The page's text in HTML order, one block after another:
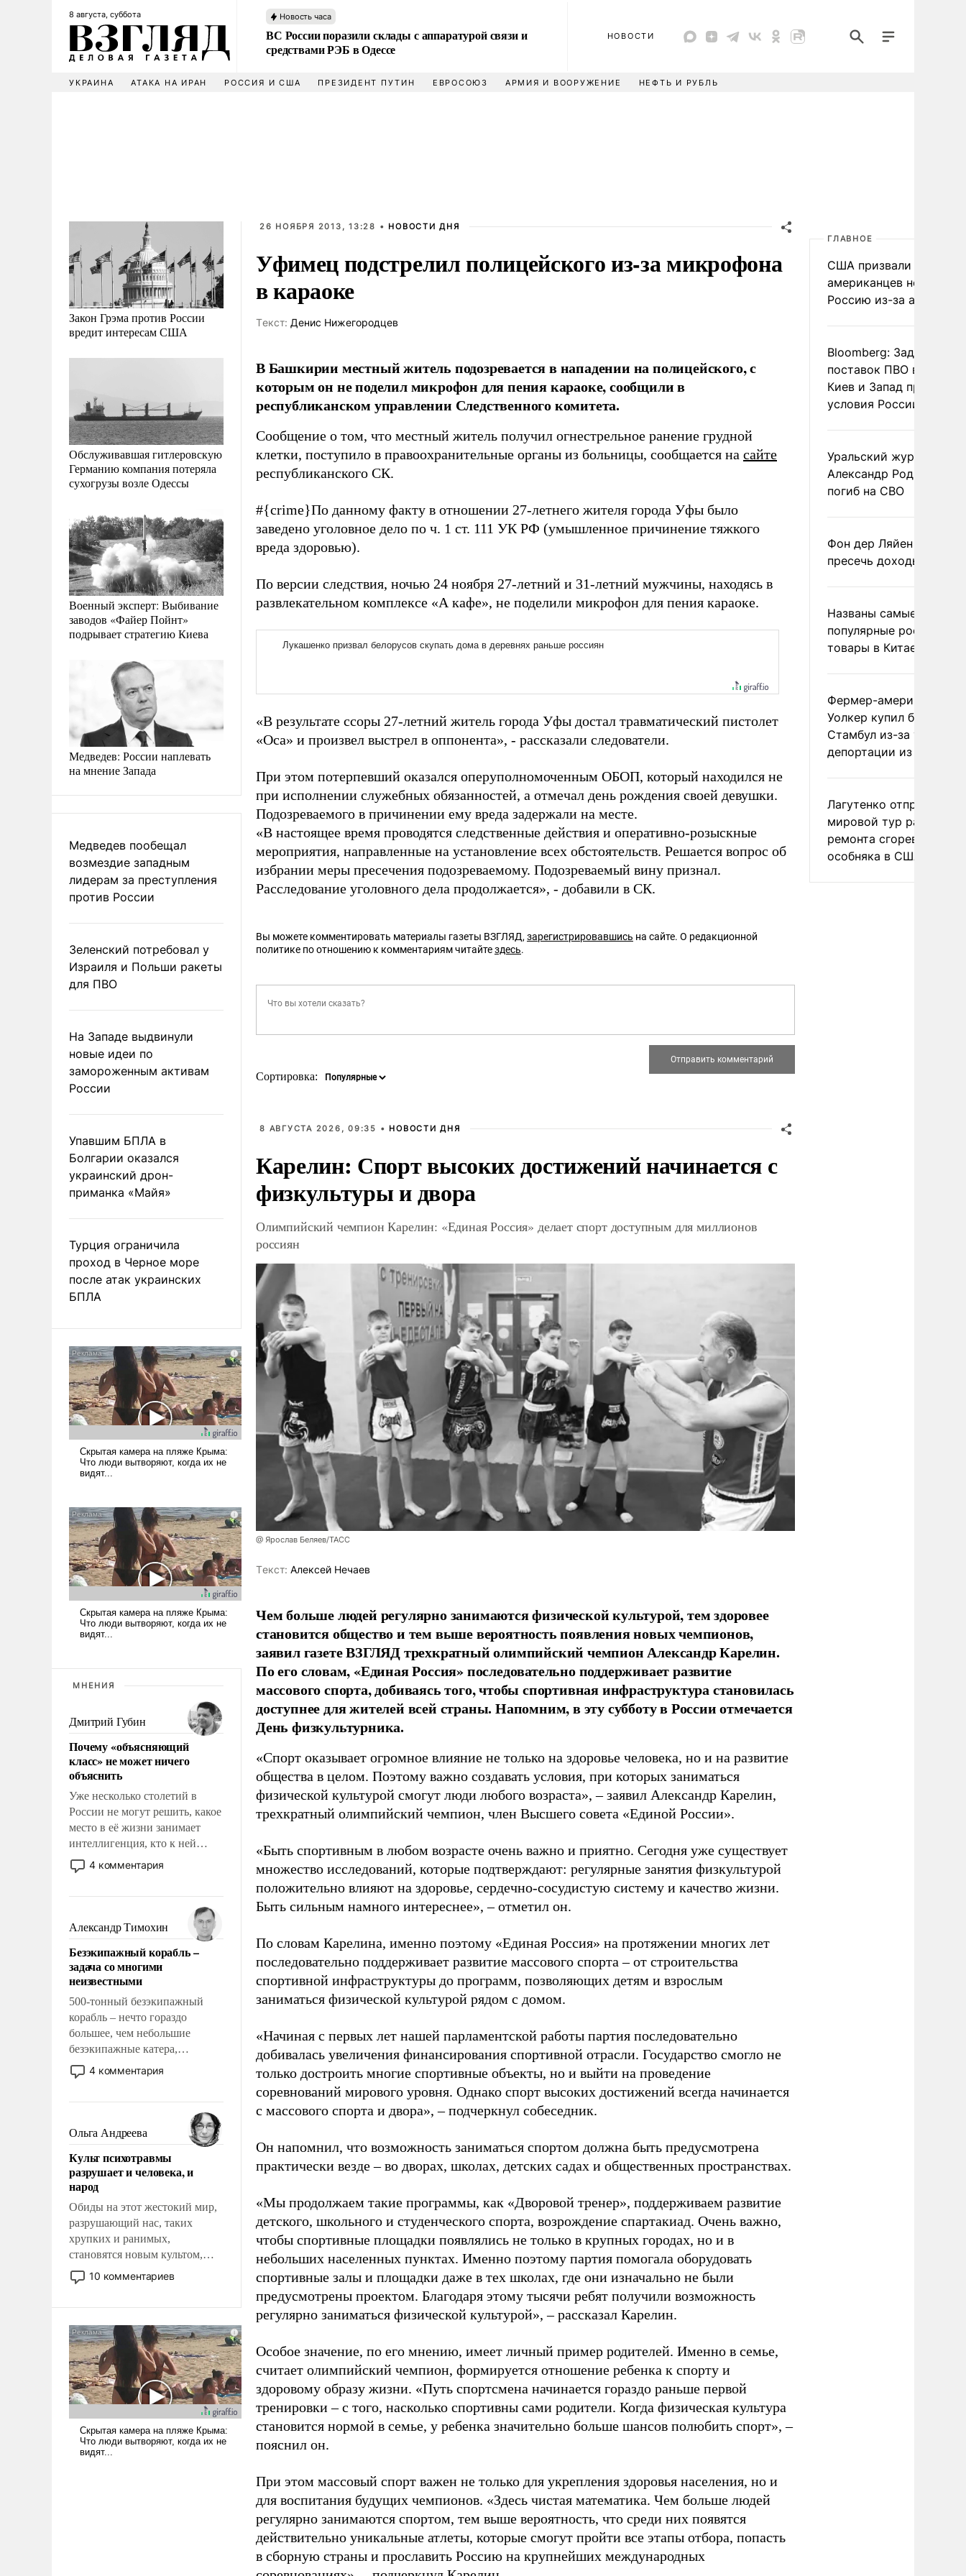
8 августа, суббота Новость часа
ВС России поразили склады с аппаратурой связи и
средствами РЭБ в Одессе
НОВОСТИ
УКРАИНА АТАКА НА ИРАН РОССИЯ И США ПРЕЗИДЕНТ ПУТИН ЕВРОСОЮЗ АРМИЯ И ВООРУЖЕНИЕ НЕФТЬ И РУБЛЬ
Закон Грэма против России
вредит интересам США
Обслуживавшая гитлеровскую
Германию компания потеряла
сухогрузы возле Одессы
Военный эксперт: Выбивание
заводов «Файер Пойнт»
подрывает стратегию Киева
Медведев: России наплевать
на мнение Запада
Медведев пообещал
возмездие западным
лидерам за преступления
против России
Зеленский потребовал у
Израиля и Польши ракеты
для ПВО
На Западе выдвинули
новые идеи по
замороженным активам
России
Упавшим БПЛА в
Болгарии оказался
украинский дрон-
приманка «Майя»
Турция ограничила
проход в Черное море
после атак украинских
БПЛА
МНЕНИЯ
Дмитрий Губин
Почему «объясняющий
класс» не может ничего
объяснить
Уже несколько столетий в
России не могут решить, какое
место в её жизни занимает
интеллигенция, кто к ней
принадлежит, а кого из неё
исключили с правом
чем она отличается от просто
образованных людей. Иногда
казалось, что эти вопросы
решены раз и навсегда, но –
нет, не решены.
4 комментария
Александр Тимохин
Безэкипажный корабль –
задача со многими
неизвестными
500-тонный безэкипажный
корабль – нечто гораздо
большее, чем небольшие
безэкипажные катера,
применение которых уже
стало обыденностью. Задача по
сложна и амбициозна. Однако
и ее реализация радикально
поднимет наши боевые
возможности.
4 комментария
Ольга Андреева
Культ психотравмы
разрушает и человека, и
народ
Обиды на этот жестокий мир,
разрушающий нас, таких
хрупких и ранимых,
становятся новым культом,
постепенно вытесняя и
отменяя традиционное
ударами судьбы, брать на себя
ответственность, помогать
слабым, идти вперед и
адаптироваться.
10 комментариев
26 НОЯБРЯ 2013, 13:28 • НОВОСТИ ДНЯ
Уфимец подстрелил полицейского из-за микрофона
в караоке
Tекст: Денис Нижегородцев
В Башкирии местный житель подозревается в нападении на полицейского, с
которым он не поделил микрофон для пения караоке, сообщили в
республиканском управлении Следственного комитета.
Сообщение о том, что местный житель получил огнестрельное ранение грудной
клетки, поступило в правоохранительные органы из больницы, сообщается на сайте
республиканского СК.
#{crime}По данному факту в отношении 27-летнего жителя города Уфы было
заведено уголовное дело по ч. 1 ст. 111 УК РФ (умышленное причинение тяжкого
вреда здоровью).
По версии следствия, ночью 24 ноября 27-летний и 31-летний мужчины, находясь в
развлекательном комплексе «А кафе», не поделили микрофон для пения караоке.
«В результате ссоры 27-летний житель города Уфы достал травматический пистолет
«Оса» и произвел выстрел в оппонента», - рассказали следователи.
При этом потерпевший оказался оперуполномоченным ОБОП, который находился не
при исполнении служебных обязанностей, а отмечал день рождения своей девушки.
Подозреваемого в причинении ему вреда задержали на месте.
«В настоящее время проводятся следственные действия и оперативно-розыскные
мероприятия, направленные на установление всех обстоятельств. Решается вопрос об
избрании меры пресечения подозреваемому. Подозреваемый вину признал.
Расследование уголовного дела продолжается», - добавили в СК.
Вы можете комментировать материалы газеты ВЗГЛЯД, зарегистрировавшись на сайте. О редакционной
политике по отношению к комментариям читайтездесь.
Сортировка:
8 АВГУСТА 2026, 09:35 • НОВОСТИ ДНЯ
Карелин: Спорт высоких достижений начинается с
физкультуры и двора
Олимпийский чемпион Карелин: «Единая Россия» делает спорт доступным для миллионов
россиян
@ Ярослав Беляев/ТАСС
Tекст: Алексей Нечаев
Чем больше людей регулярно занимаются физической культурой, тем здоровее
становится общество и тем выше вероятность появления новых чемпионов,
заявил газете ВЗГЛЯД трехкратный олимпийский чемпион Александр Карелин.
По его словам, «Единая Россия» последовательно поддерживает развитие
массового спорта, добиваясь того, чтобы спортивная инфраструктура становилась
доступнее для жителей всей страны. Напомним, в эту субботу в России отмечается
День физкультурника.
«Спорт оказывает огромное влияние не только на здоровье человека, но и на развитие
общества в целом. Поэтому важно создавать условия, при которых заниматься
физической культурой смогут люди любого возраста», – заявил Александр Карелин,
трехкратный олимпийский чемпион, член Высшего совета «Единой России».
«Быть спортивным в любом возрасте очень важно и приятно. Сегодня уже существует
множество исследований, которые подтверждают: регулярные занятия физкультурой
положительно влияют на здоровье, сердечно-сосудистую систему и качество жизни.
Быть сильным намного интереснее», – отметил он.
По словам Карелина, именно поэтому «Единая Россия» на протяжении многих лет
последовательно поддерживает развитие массового спорта – от строительства
спортивной инфраструктуры до программ, позволяющих детям и взрослым
заниматься физической культурой рядом с домом.
«Начиная с первых лет нашей парламентской работы партия последовательно
добивалась увеличения финансирования спортивной отрасли. Государство смогло не
только достроить многие спортивные объекты, но и выйти на проведение
соревнований мирового уровня. Однако спорт высоких достижений всегда начинается
с массового спорта и двора», – подчеркнул собеседник.
Он напомнил, что возможность заниматься спортом должна быть предусмотрена
практически везде – во дворах, школах, детских садах и общественных пространствах.
«Мы продолжаем такие программы, как «Дворовой тренер», поддерживаем развитие
детского, школьного и студенческого спорта, возрождение спартакиад. Очень важно,
чтобы спортивные площадки появлялись не только в крупных городах, но и в
небольших населенных пунктах. Именно поэтому партия помогала оборудовать
спортивные залы и площадки даже в тех школах, где они изначально не были
предусмотрены проектом. Благодаря этому тысячи ребят получили возможность
регулярно заниматься физической культурой», – рассказал Карелин.
Особое значение, по его мнению, имеет личный пример родителей. Именно в семье,
считает олимпийский чемпион, формируется отношение ребенка к спорту и
здоровому образу жизни. «Путь спортсмена начинается гораздо раньше первой
тренировки – с того, насколько спортивны сами родители. Когда физическая культура
становится нормой в семье, у ребенка значительно больше шансов полюбить спорт», –
пояснил он.
При этом массовый спорт важен не только для укрепления здоровья населения, но и
для воспитания будущих чемпионов. «Здесь чистая математика. Чем больше людей
регулярно занимаются спортом, тем выше вероятность, что среди них появятся
действительно уникальные атлеты, которые смогут пройти все этапы отбора, попасть
в сборную страны и прославить Россию на крупнейших международных
ГЛАВНОЕ
США призвали
американцев не
Россию из-за атак ВСУ
Bloomberg: Задержка
поставок ПВО вынудит
Киев и Запад принять
условия России
Уральский журналист
Александр Родионов
погиб на СВО
Фон дер Ляйен
пресечь доходы России
Названы самые
популярные российские
товары в Китае
Фермер-американец
Уолкер купил билет в
Стамбул из-за угрозы
депортации из России
Лагутенко отправился в
мировой тур ради
ремонта сгоревшего
особняка в США